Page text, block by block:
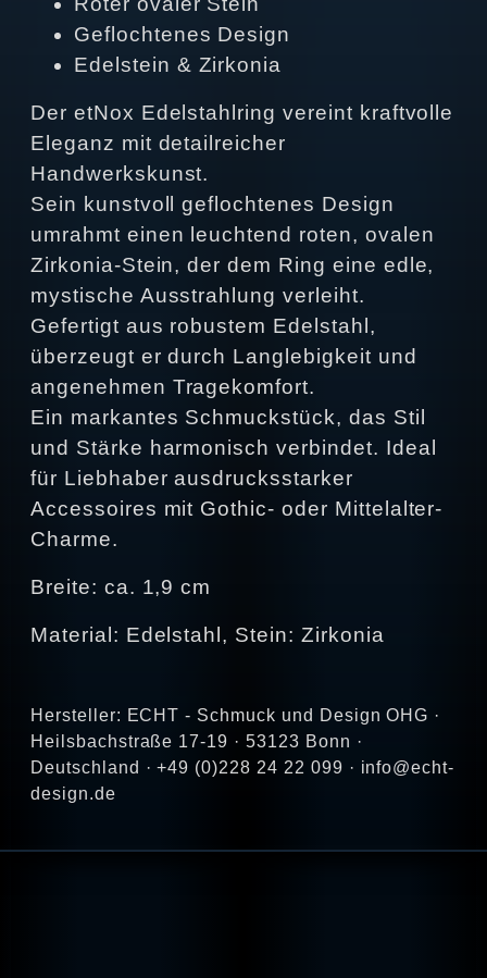
Geflochtenes Design
Edelstein & Zirkonia
Der etNox Edelstahlring vereint kraftvolle
Eleganz mit detailreicher
Handwerkskunst.
Sein kunstvoll geflochtenes Design
umrahmt einen leuchtend roten, ovalen
Zirkonia-Stein, der dem Ring eine edle,
mystische Ausstrahlung verleiht.
Gefertigt aus robustem Edelstahl,
überzeugt er durch Langlebigkeit und
angenehmen Tragekomfort.
Ein markantes Schmuckstück, das Stil
und Stärke harmonisch verbindet. Ideal
für Liebhaber ausdrucksstarker
Accessoires mit Gothic- oder Mittelalter-
Charme.
Breite: ca. 1,9 cm
Material: Edelstahl, Stein: Zirkonia
Hersteller: ECHT - Schmuck und Design OHG ·
Heilsbachstraße 17-19 · 53123 Bonn ·
Deutschland · +49 (0)228 24 22 099 · info@echt-
design.de